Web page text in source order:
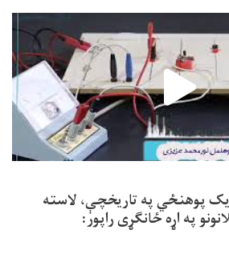
پوهنځي په تاریخچې، لاسته
په اړه ځانګړی راپور: